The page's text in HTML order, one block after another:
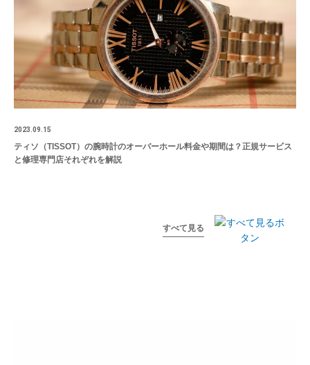
2023.09.15
ティソ（TISSOT）の腕時計のオーバーホール料金や期間は？正規サービス
と修理専門店それぞれを解説
すべて見る